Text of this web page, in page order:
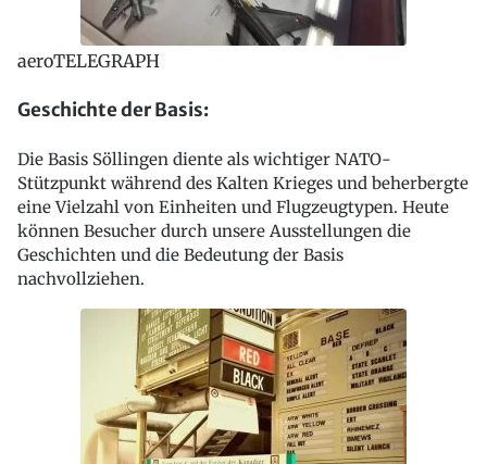
aeroTELEGRAPH
Geschichte der Basis:
Die Basis Söllingen diente als wichtiger NATO-
Stützpunkt während des Kalten Krieges und beherbergte
eine Vielzahl von Einheiten und Flugzeugtypen. Heute
können Besucher durch unsere Ausstellungen die
Geschichten und die Bedeutung der Basis
nachvollziehen.